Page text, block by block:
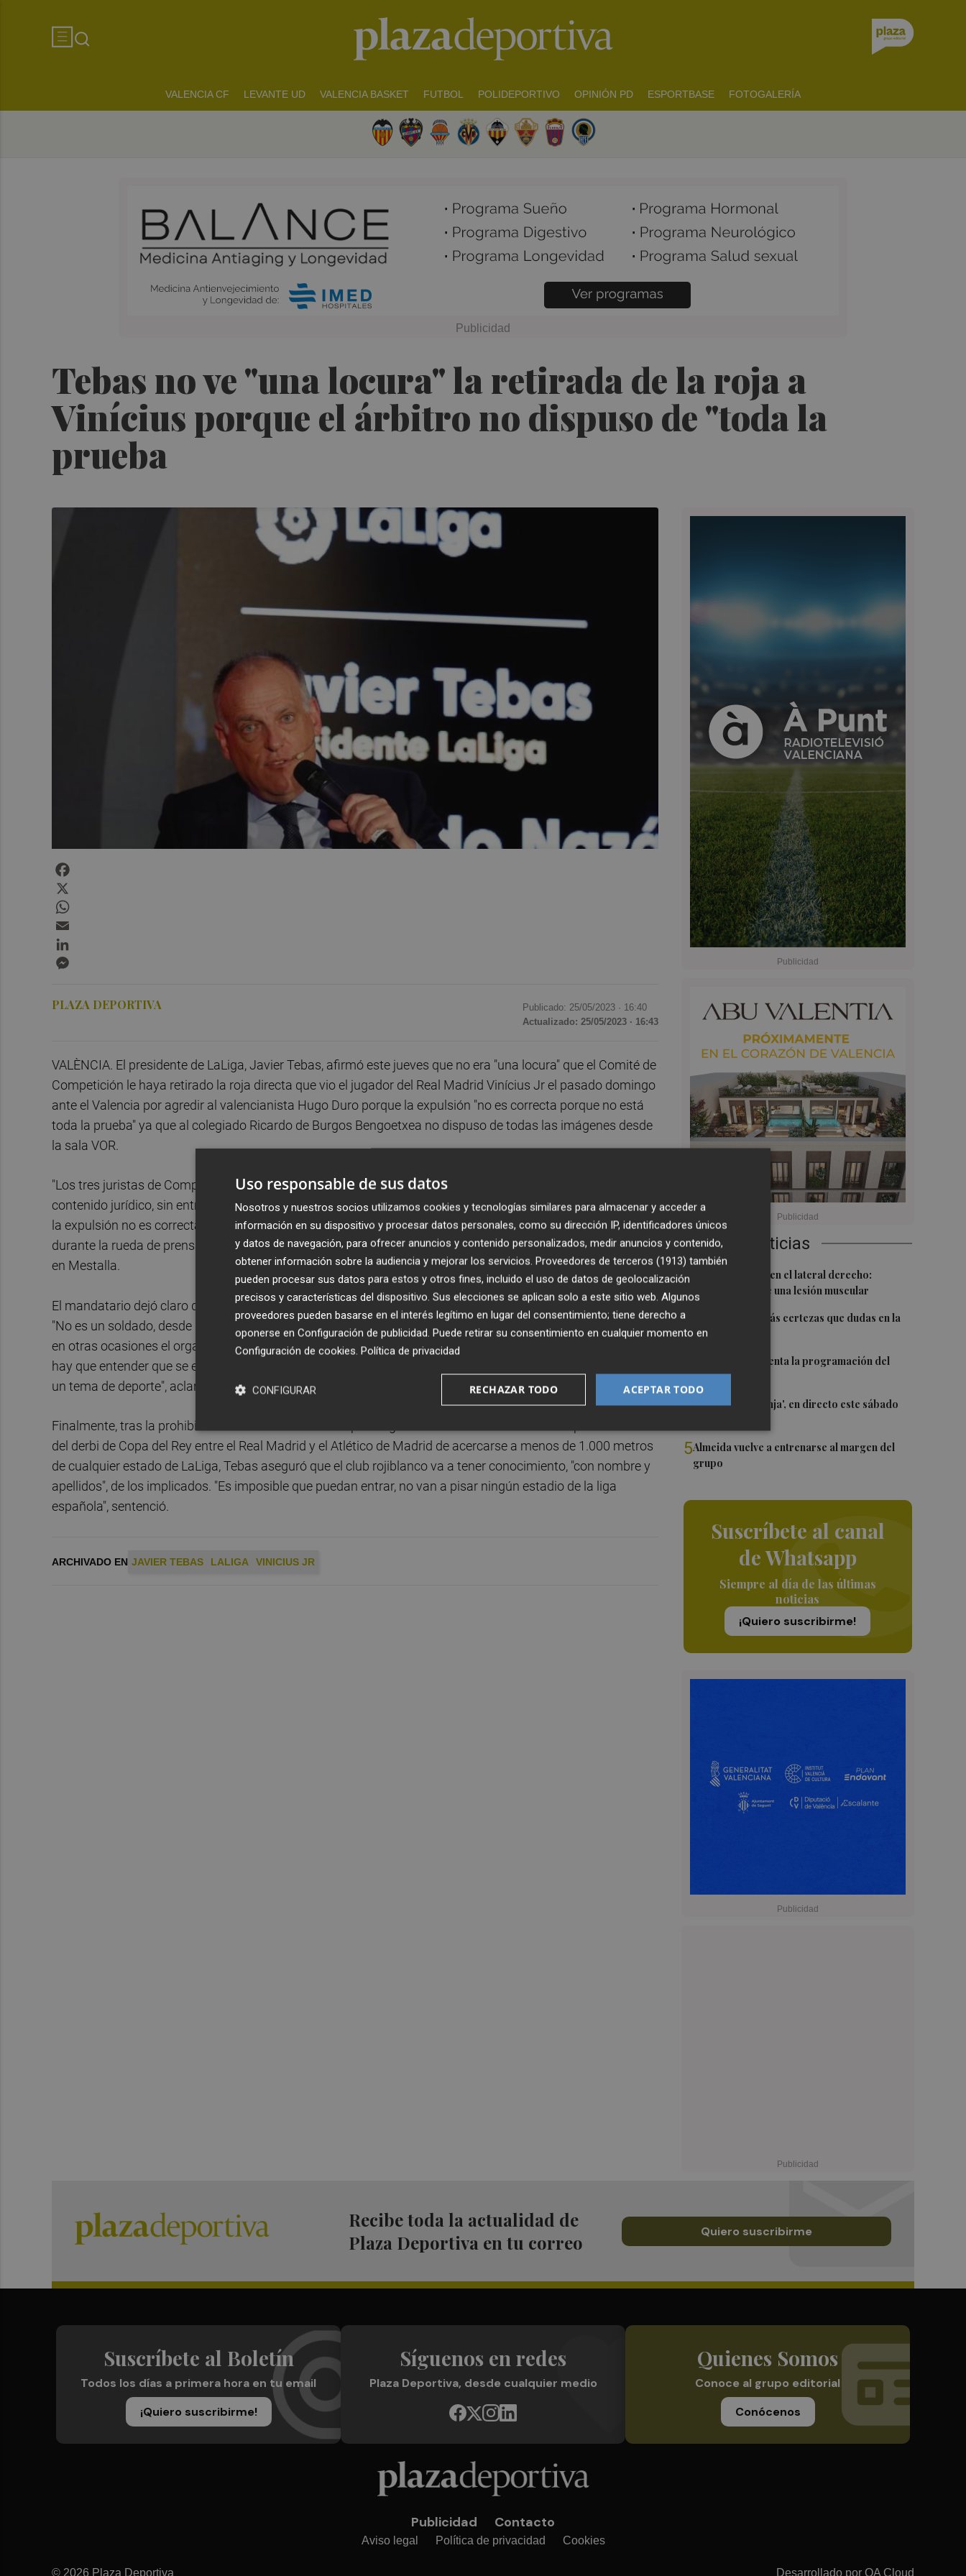
VALENCIA CF LEVANTE UD VALENCIA BASKET FUTBOL POLIDEPORTIVO OPINIÓN PD ESPORTBASE FOTOGALERÍA
Tebas no ve "una locura" la retirada de la roja a
Vinícius porque el árbitro no dispuso de "toda la
prueba
Últimas Noticias
1
Más problemas en el lateral derecho:
Monferrer sufre una lesión muscular
2
Awa Fam deja más certezas que dudas en la
WNBA
El Valencia presenta la programación del
Trofeu Taronja
4El 'Trofeu Taronja', en directo este sábado
5Almeida vuelve a entrenarse al margen del
grupo
Suscríbete al canal
de Whatsapp
Siempre al día de las últimas
noticias
¡Quiero suscribirme!
PLAZA DEPORTIVA Publicado: 25/05/2023 · 16:40
Actualizado: 25/05/2023 · 16:43
VALÈNCIA. El presidente de LaLiga, Javier Tebas, afirmó este jueves que no era "una locura" que el Comité de
Competición le haya retirado la roja directa que vio el jugador del Real Madrid Vinícius Jr el pasado domingo
ante el Valencia por agredir al valencianista Hugo Duro porque la expulsión "no es correcta porque no está
toda la prueba" ya que al colegiado Ricardo de Burgos Bengoetxea no dispuso de todas las imágenes desde
la sala VOR.
"Los tres juristas de Competición estuvieron muchas horas reunidos y la resolución es de un profundo
contenido jurídico, sin entrar a opinar en si estoy de acuerdo o no, y con cierta base legal. No es una locura,
la expulsión no es correcta porque no está toda la prueba y eso obliga a retirar toda la prueba", detalló Tebas
durante la rueda de prensa para explicar las medidas contra el racismo tras lo sucedido el pasado domingo
en Mestalla.
El mandatario dejó claro que el representante de la patronal en este comité simplemente está "designado".
"No es un soldado, desde que fue nombrado nunca he hablado con él", puntualizó, admitiendo también que
en otras ocasiones el organismo podría haber sido "más severo" con situaciones similares. "Pero también
hay que entender que se encontrarían con ese problema también si ven que desde la Fiscalía dicen que es
un tema de deporte", aclaró.
Finalmente, tras la prohibición a los cuatro detenidos por colgar un muñeco de Vinícius en un punto antes
del derbi de Copa del Rey entre el Real Madrid y el Atlético de Madrid de acercarse a menos de 1.000 metros
de cualquier estado de LaLiga, Tebas aseguró que el club rojiblanco va a tener conocimiento, "con nombre y
apellidos", de los implicados. "Es imposible que puedan entrar, no van a pisar ningún estadio de la liga
española", sentenció.
ARCHIVADO EN JAVIER TEBAS LALIGA VINICIUS JR
Recibe toda la actualidad de
Plaza Deportiva en tu correo
Quiero suscribirme
Suscríbete al Boletín
Todos los días a primera hora en tu email
¡Quiero suscribirme!
Síguenos en redes
Plaza Deportiva, desde cualquier medio
Quienes Somos
Conoce al grupo editorial
Conócenos
Publicidad Contacto
Aviso legal Política de privacidad Cookies
© 2026 Plaza Deportiva Desarrollado por OA Cloud
Uso responsable de sus datos
Nosotros y nuestros socios utilizamos cookies y tecnologías similares para almacenar y acceder a
información en su dispositivo y procesar datos personales, como su dirección IP, identificadores únicos
y datos de navegación, para ofrecer anuncios y contenido personalizados, medir anuncios y contenido,
obtener información sobre la audiencia y mejorar los servicios. Proveedores de terceros (1913) también
pueden procesar sus datos para estos y otros fines, incluido el uso de datos de geolocalización
precisos y características del dispositivo. Sus elecciones se aplican solo a este sitio web. Algunos
proveedores pueden basarse en el interés legítimo en lugar del consentimiento; tiene derecho a
oponerse en Configuración de publicidad. Puede retirar su consentimiento en cualquier momento en
Configuración de cookies. Política de privacidad
ACEPTAR TODO
RECHAZAR TODO
CONFIGURAR